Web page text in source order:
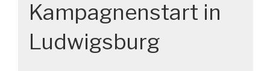
Kampagnenstart in
Ludwigsburg